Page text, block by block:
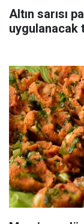
Altın sarısı
uygulanacak